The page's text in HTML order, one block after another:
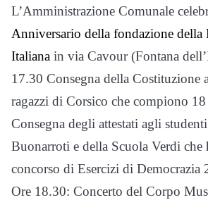
L’Amministrazione Comunale
Anniversario della fondazione della
Italiana in via Cavour (Fontana
17.30 Consegna della Costituzione
ragazzi di Corsico che compiono
Consegna degli attestati agli
Buonarroti e della Scuola Verdi
concorso di Esercizi di Democrazia
Ore 18.30: Concerto del Corpo